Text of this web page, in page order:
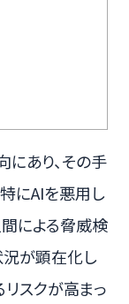
あり、その手
にAIを悪用し
による脅威検
が顕在化し
リスクが高まっ